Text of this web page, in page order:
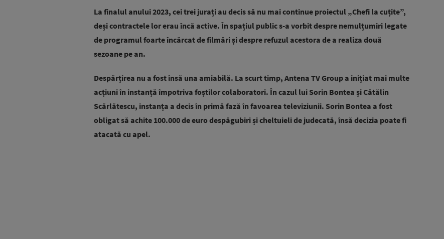
La finalul anului 2023, cei trei jurați au decis să nu mai continue proiectul „Chefi la cuțite”,
deși contractele lor erau încă active. În spațiul public s-a vorbit despre nemulțumiri legate
de programul foarte încărcat de filmări și despre refuzul acestora de a realiza două
sezoane pe an.
Despărțirea nu a fost însă una amiabilă. La scurt timp, Antena TV Group a inițiat mai multe
acțiuni în instanță împotriva foștilor colaboratori. În cazul lui Sorin Bontea și Cătălin
Scărlătescu, instanța a decis în primă fază în favoarea televiziunii. Sorin Bontea a fost
obligat să achite 100.000 de euro despăgubiri și cheltuieli de judecată, însă decizia poate fi
atacată cu apel.